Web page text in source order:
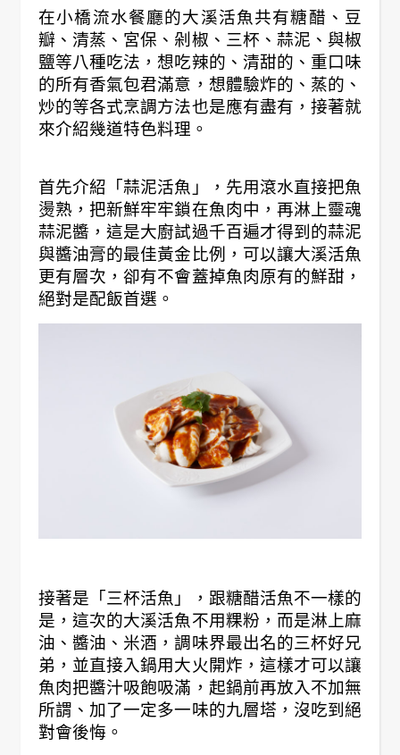
在小橋流水餐廳的大溪活魚共有糖醋、豆
瓣、清蒸、宮保、剁椒、三杯、蒜泥、與椒
鹽等八種吃法，想吃辣的、清甜的、重口味
的所有香氣包君滿意，想體驗炸的、蒸的、
炒的等各式烹調方法也是應有盡有，接著就
來介紹幾道特色料理。
首先介紹「蒜泥活魚」，先用滾水直接把魚
燙熟，把新鮮牢牢鎖在魚肉中，再淋上靈魂
蒜泥醬，這是大廚試過千百遍才得到的蒜泥
與醬油膏的最佳黃金比例，可以讓大溪活魚
更有層次，卻有不會蓋掉魚肉原有的鮮甜，
絕對是配飯首選。
接著是「三杯活魚」，跟糖醋活魚不一樣的
是，這次的大溪活魚不用粿粉，而是淋上麻
油、醬油、米酒，調味界最出名的三杯好兄
弟，並直接入鍋用大火開炸，這樣才可以讓
魚肉把醬汁吸飽吸滿，起鍋前再放入不加無
所謂、加了一定多一味的九層塔，沒吃到絕
對會後悔。